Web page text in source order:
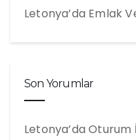
Letonya’da Emlak
Son Yorumlar
Letonya’da Oturum